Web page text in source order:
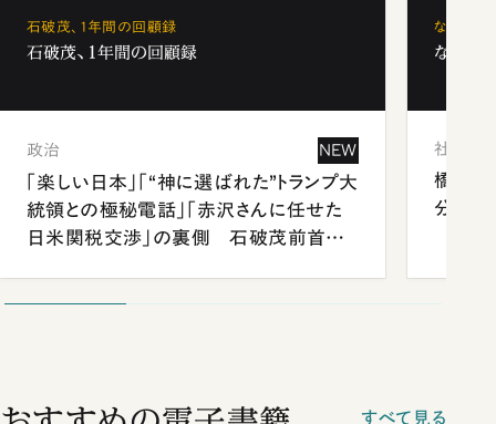
石破茂、1年間の回顧録
石破茂、1年間の回顧録
政治 NEW
「楽しい日本」「“神に選ばれた”トランプ大
統領との極秘電話」「赤沢さんに任せた
日米関税交渉」の裏側 石破茂前首相
なぜ「フ
なぜ「
社会
橋本愛
分 佐
すべて見る